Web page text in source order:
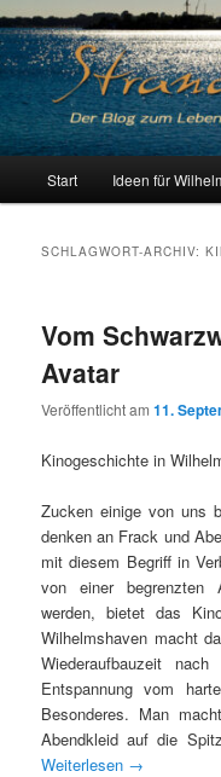
Zum
primären
Inhalt
springen
Zum
sekundären
Inhalt
springen
Der Blog zum Leben in
Start Ideen für
SCHLAGWORT-ARCHIV:
Vom
Avatar
Veröffentlicht am11.
Kinogeschichte in
Zucken einige von uns
denken an Frack und
mit diesem Begriff in
von einer begrenzten
werden, bietet das
Wilhelmshaven macht
Wiederaufbauzeit
Entspannung vom
Besonderes. Man
Abendkleid auf die
Weiterlesen →